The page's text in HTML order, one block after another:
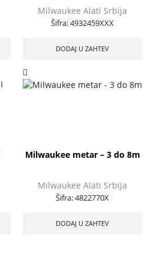
Milwaukee Alati Srbija
Šifra:4932459XXX
DODAJ U ZAHTEV
Milwaukee metar – 3 do 8m
Milwaukee Alati Srbija
Šifra:4822770X
DODAJ U ZAHTEV